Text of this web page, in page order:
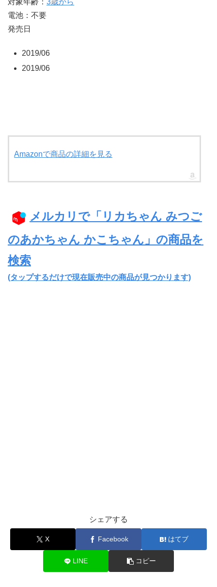
電池：不要
発売日
2019/06
2019/06
Amazonで商品の詳細を見る
メルカリで「リカちゃん みつご
のあかちゃん かこちゃん」の商品を
検索
(タップするだけで現在販売中の商品が見つかります)
シェアする
X Facebook はてブ
LINE コピー